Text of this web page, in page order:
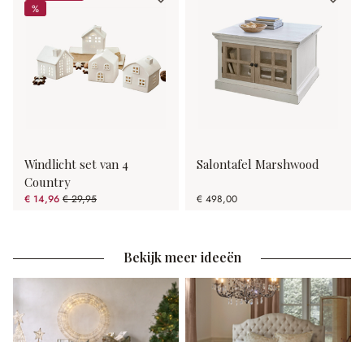
%
%
Windlicht set van 4
Country
€ 14,96 € 29,95
(50.05% gespart)
Salontafel Marshwood
€ 498,00
Bekijk meer ideeën